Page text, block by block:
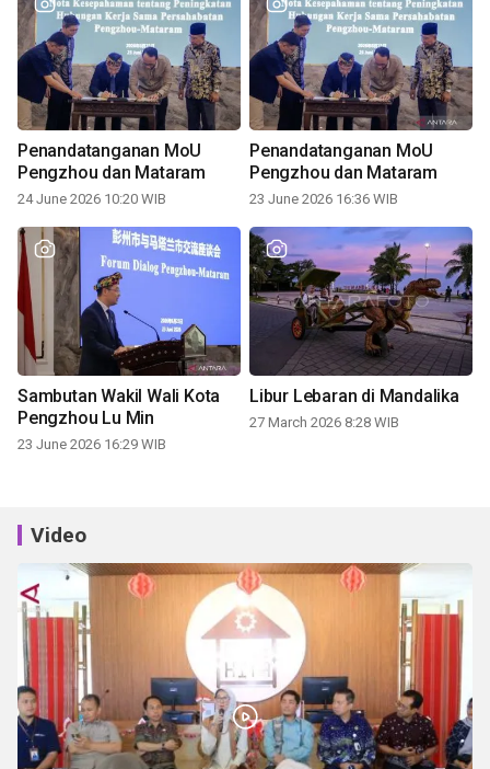
Penandatanganan MoU
Pengzhou dan Mataram
24 June 2026 10:20 WIB
Penandatanganan MoU
Pengzhou dan Mataram
23 June 2026 16:36 WIB
Sambutan Wakil Wali Kota
Pengzhou Lu Min
23 June 2026 16:29 WIB
Libur Lebaran di Mandalika
27 March 2026 8:28 WIB
Video